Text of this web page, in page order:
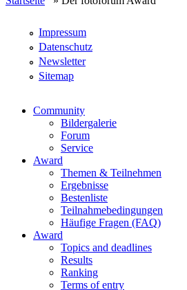
Impressum
Datenschutz
Newsletter
Sitemap
Community
Bildergalerie
Forum
Service
Award
Themen & Teilnehmen
Ergebnisse
Bestenliste
Teilnahmebedingungen
Häufige Fragen (FAQ)
Award
Topics and deadlines
Results
Ranking
Terms of entry